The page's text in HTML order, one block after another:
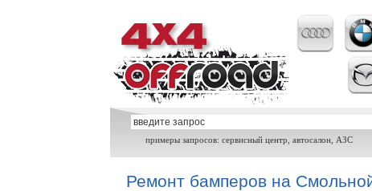
примеры запросов: сервисный центр, автосалон, АЗС
Ремонт бамперов на